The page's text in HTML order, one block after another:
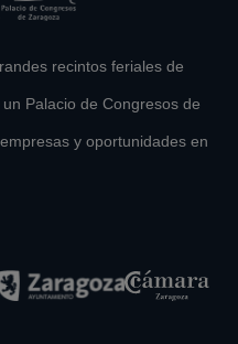
recintos feriales de
Palacio de Congresos de
y oportunidades en